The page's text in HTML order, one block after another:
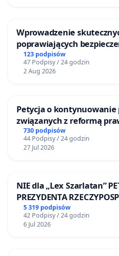
Wprowadzenie
poprawiających
Żeromskiego w Otwocku
123 podpisów
47 Podpisy / 24 godzin
2 Aug 2026
Petycja o kontynuowanie
związanych z reformą
730 podpisów
44 Podpisy / 24 godzin
27 Jul 2026
NIE dla „Lex Szarlatan”
PREZYDENTA
5 319 podpisów
42 Podpisy / 24 godzin
6 Jul 2026